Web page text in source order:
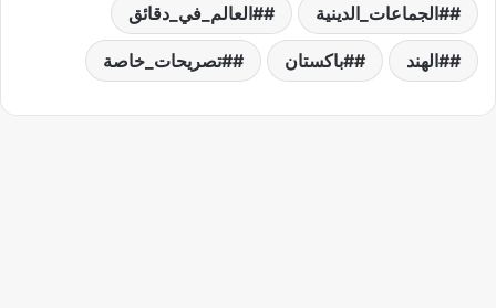
#العالم_في_دقائق
#باكستان #تصريحات_خاصة